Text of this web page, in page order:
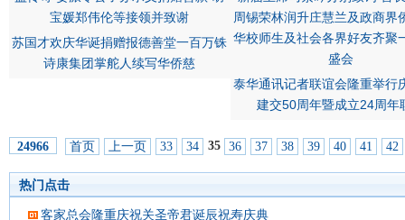
苏国才欢庆华诞捐赠报德善堂一百万铢
诗康集团掌舵人续写华侨慈
泰华通讯记者联谊会隆重举行
建交50周年暨成立24周年
24966 首页 上一页 33 34 35 36 37 38 39 40 41 42
热门点击
客家总会隆重庆祝关圣帝君诞辰祝寿庆典